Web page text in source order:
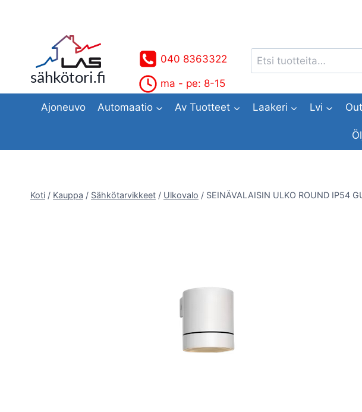
sähkötori.fi
040 8363322
ma - pe: 8-15
Etsi:
Ajoneuvo Automaatio Av Tuotteet Laakeri Lvi
Koti / Kauppa / Sähkötarvikkeet / Ulkovalo / SEINÄVALAISIN ULKO ROUND IP54